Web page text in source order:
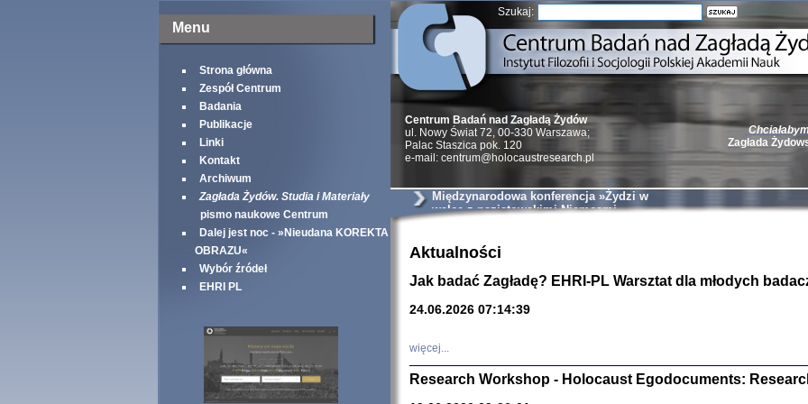
Menu
Strona główna
Zespół Centrum
Badania
Publikacje
Linki
Kontakt
Archiwum
Zagłada Żydów. Studia i Materiały
pismo naukowe Centrum
Dalej jest noc - »Nieudana KOREKTA
OBRAZU«
Wybór źródeł
EHRI PL
Szukaj:
Zagłada
Natalia Aleksiun,
Deborah Dash
Turski, Laurence
Centrum Badań nad Zagładą Żydów
ul. Nowy Świat 72, 00-330 Warszawa;
Palac Staszica pok. 120
e-mail: centrum@holocaustresearch.pl
Międzynarodowa konferencja »Żydzi w
walce z nazistowskimi Niemcami
Aktualności
Jak badać Zagładę? EHRI-PL Warsztat dla młodych
24.06.2026 07:14:39
więcej...
Research Workshop - Holocaust Egodocuments: